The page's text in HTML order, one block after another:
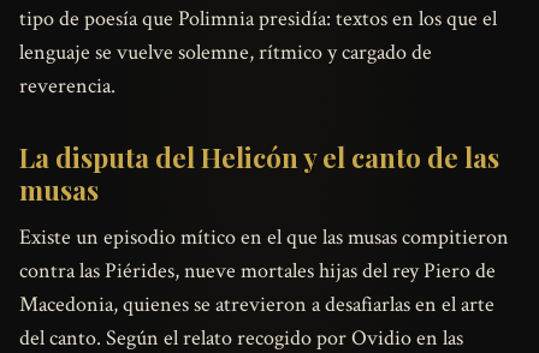
tipo de poesía que Polimnia presidía: textos en los que el
lenguaje se vuelve solemne, rítmico y cargado de
reverencia.
La disputa del Helicón y el canto de las
musas
Existe un episodio mítico en el que las musas compitieron
contra las Piérides, nueve mortales hijas del rey Piero de
Macedonia, quienes se atrevieron a desafiarlas en el arte
del canto. Según el relato recogido por Ovidio en las